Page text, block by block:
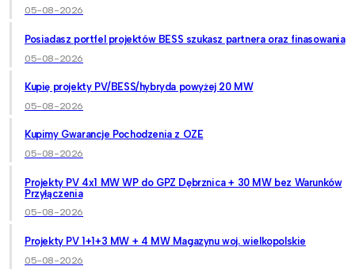
05-08-2026
Posiadasz portfel projektów BESS szukasz partnera oraz finasowania
05-08-2026
Kupię projekty PV/BESS/hybryda powyżej 20 MW
05-08-2026
Kupimy Gwarancje Pochodzenia z OZE
05-08-2026
Projekty PV 4x1 MW WP do GPZ Dębrznica + 30 MW bez Warunków
Przyłączenia
05-08-2026
Projekty PV 1+1+3 MW + 4 MW Magazynu woj. wielkopolskie
05-08-2026